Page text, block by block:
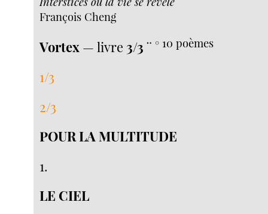
François Cheng
Vortex — livre 3/3¨ ° 10 poèmes
1/3
2/3
POUR LA MULTITUDE
1.
LE CIEL